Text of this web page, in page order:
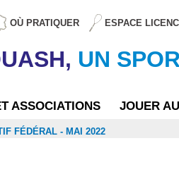
OÙ PRATIQUER ESPACE
UN
ASSOCIATIONS JOUER
FÉDÉRAL - MAI 2022